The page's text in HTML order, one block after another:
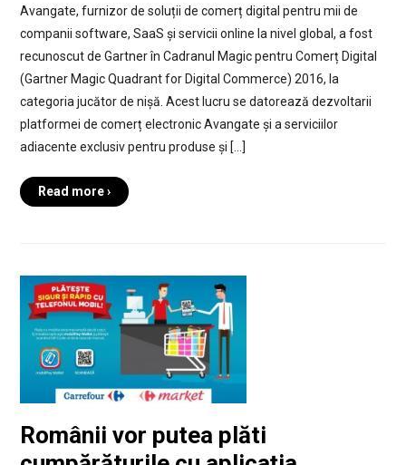
Avangate, furnizor de soluții de comerț digital pentru mii de
companii software, SaaS și servicii online la nivel global, a fost
recunoscut de Gartner în Cadranul Magic pentru Comerț Digital
(Gartner Magic Quadrant for Digital Commerce) 2016, la
categoria jucător de nișă. Acest lucru se datorează dezvoltarii
platformei de comerț electronic Avangate și a serviciilor
adiacente exclusiv pentru produse și […]
Read more ›
Românii vor putea plăti